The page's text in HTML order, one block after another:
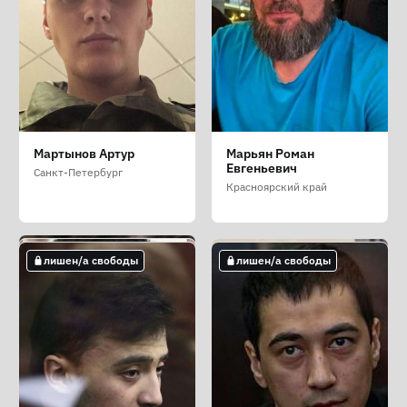
Лямин Дмитрий
Александрович
Ивановская область
Мамедов Денис
Андреевич
Мамедова Мария
Александровна
Москва
лишен/а свободы
Мартынов Артур
Санкт-Петербург
Марьян Роман
Евгеньевич
Красноярский край
лишен/а свободы лишен/а свободы
лишен/а свободы лишен/а свободы